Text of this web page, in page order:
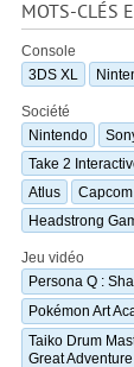
MOTS-CLÉS
Console
3DS XL
Société
Nintendo
Take 2
Atlus
Capcom
Headstrong
Jeu vidéo
Persona Q :
Pokémon Art
Taiko Drum
Great Adventure